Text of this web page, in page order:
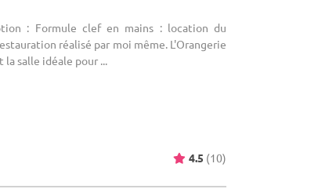
: Formule clef en mains : location du
réalisé par moi même. L'Orangerie
la salle idéale pour ...
4.5 (10)